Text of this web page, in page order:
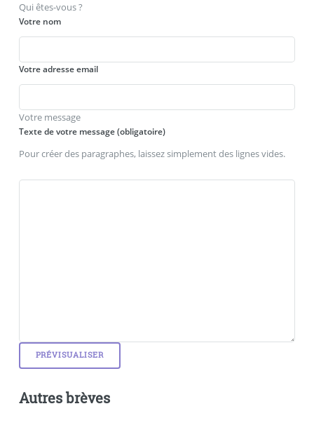
Qui êtes-vous ?
Votre nom
Votre adresse email
Votre message
Texte de votre message (obligatoire)
Pour créer des paragraphes, laissez simplement des lignes vides.
Autres brèves